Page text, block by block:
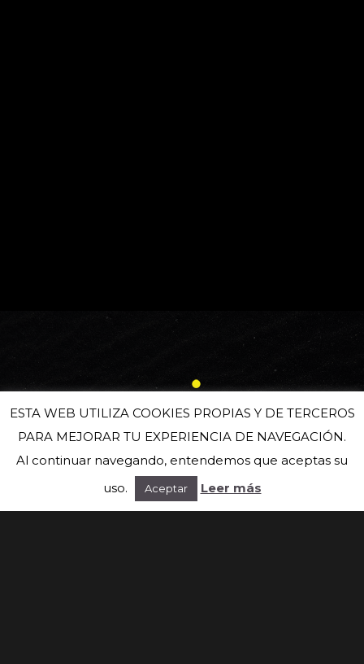
Suscríbete a nuestra newsletter
ESTA WEB UTILIZA COOKIES PROPIAS Y DE TERCEROS
PARA MEJORAR TU EXPERIENCIA DE NAVEGACIÓN.
Al continuar navegando, entendemos que aceptas su
uso.
Aceptar Leer más